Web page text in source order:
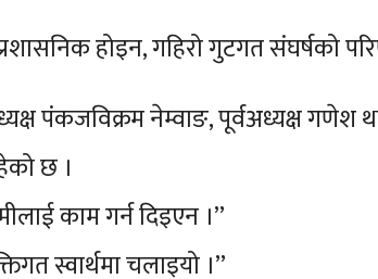
होइन, गहिरो गुटगत संघर्षको
पंकजविक्रम नेम्वाङ, पूर्वअध्यक्ष गणेश
छ ।
काम गर्न दिइएन ।”
स्वार्थमा चलाइयो ।”